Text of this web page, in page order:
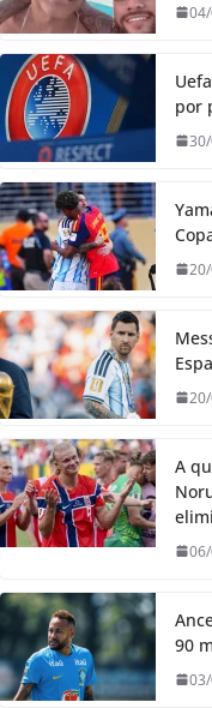
por
A
90